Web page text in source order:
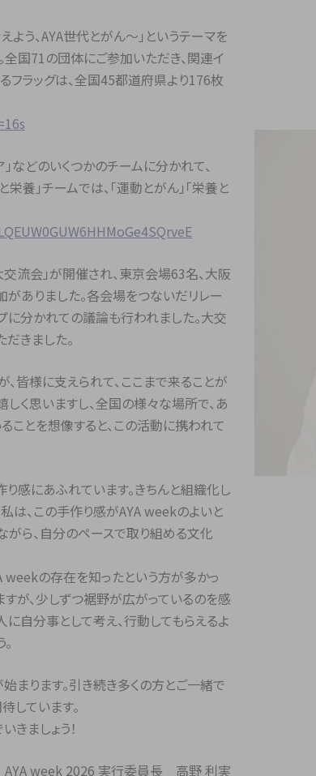
う、AYA世代とがん～」というテーマを
全国71の団体にご参加いただき、関連イ
フラッグは、全国45都道府県より176枚
」などのいくつかのチームに分かれて、
」チームでは、「運動とがん」「栄養と
交流会」が開催され、東京会場63名、大阪
ありました。各会場をつないだリレー
に分かれての議論も行われました。大交
きました。
皆様に支えられて、ここまで来ることが
く思いますし、全国の様々な場所で、あ
ことを想像すると、この活動に携われて
感にあふれています。きちんと組織化し
は、この手作り感がAYA weekのよいと
がら、自分のペースで取り組める文化
の存在を知ったという方が多かっ
が、少しずつ裾野が広がっているのを感
に自分事として考え、行動してもらえるよ
まります。引き続き多くの方とご一緒で
しています。
きましょう！
AYA week 2026 実行委員長 高野 利実